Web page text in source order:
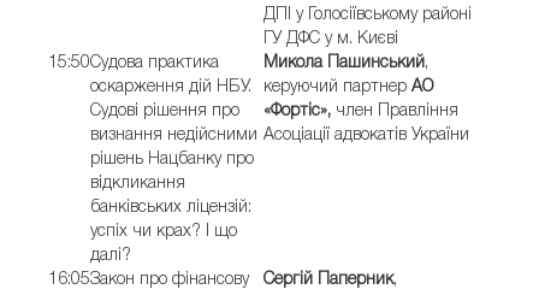
ДПІ у Голосіївському районі
ГУ ДФС у м. Києві
15:50Судова практика
оскарження дій НБУ.
Судові рішення про
визнання недійсними
рішень Нацбанку про
відкликання
банківських ліцензій:
успіх чи крах? І що
далі?
Микола Пашинський,
керуючий партнер АО
«Фортіс», член Правління
Асоціації адвокатів України
16:05Закон про фінансову
Сергій Паперник,